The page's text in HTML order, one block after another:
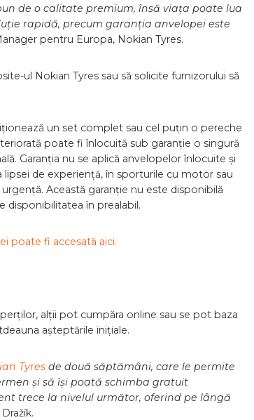
de o calitate premium, însă viața poate lua
rapidă, precum garanția anvelopei este
pentru Europa, Nokian Tyres.
ul Nokian Tyres sau să solicite furnizorului să
un set complet sau cel puțin o pereche
poate fi înlocuită sub garanție o singură
Garanția nu se aplică anvelopelor înlocuite și
de experiență, în sporturile cu motor sau
Această garanție nu este disponibilă
disponibilitatea în prealabil.
poate fi accesată aici.
alții pot cumpăra online sau se pot baza
așteptările inițiale.
Tyres de două săptămâni, care le permite
și să își poată schimba gratuit
trece la nivelul următor, oferind pe lângă